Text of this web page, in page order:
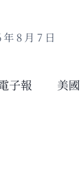
年 8 月 7 日
子報 美國